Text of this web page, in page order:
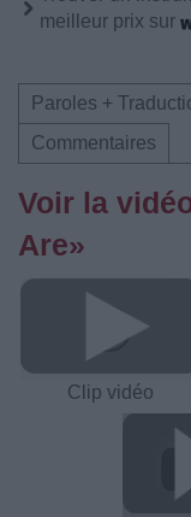
meilleur prix sur
Paroles +
Commentaires
Voir la
Are»
Clip vidéo